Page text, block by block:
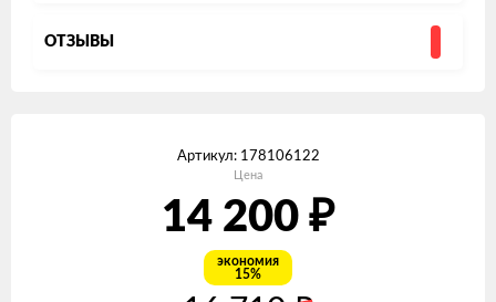
ОТЗЫВЫ
Артикул: 178106122
Цена
14 200 ₽
экономия
15%